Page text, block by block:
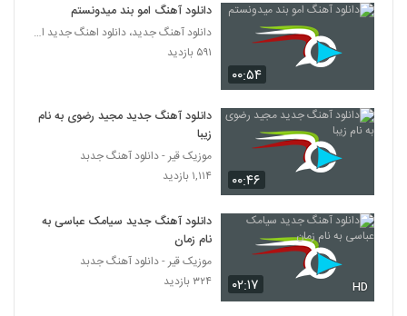
۰۰:۵۴
دانلود آهنگ امو بند میدونستم
دانلود آهنگ جدید، دانلود اهنگ جدید ایرانی
۵۹۱ بازدید
۰۰:۴۶
دانلود آهنگ جدید مجید رضوی به نام
زیبا
موزیک قیر - دانلود آهنگ جدبد
۱,۱۱۴ بازدید
۰۲:۱۷ HD
دانلود آهنگ جدید سیامک عباسی به
نام زمان
موزیک قیر - دانلود آهنگ جدبد
۳۲۴ بازدید